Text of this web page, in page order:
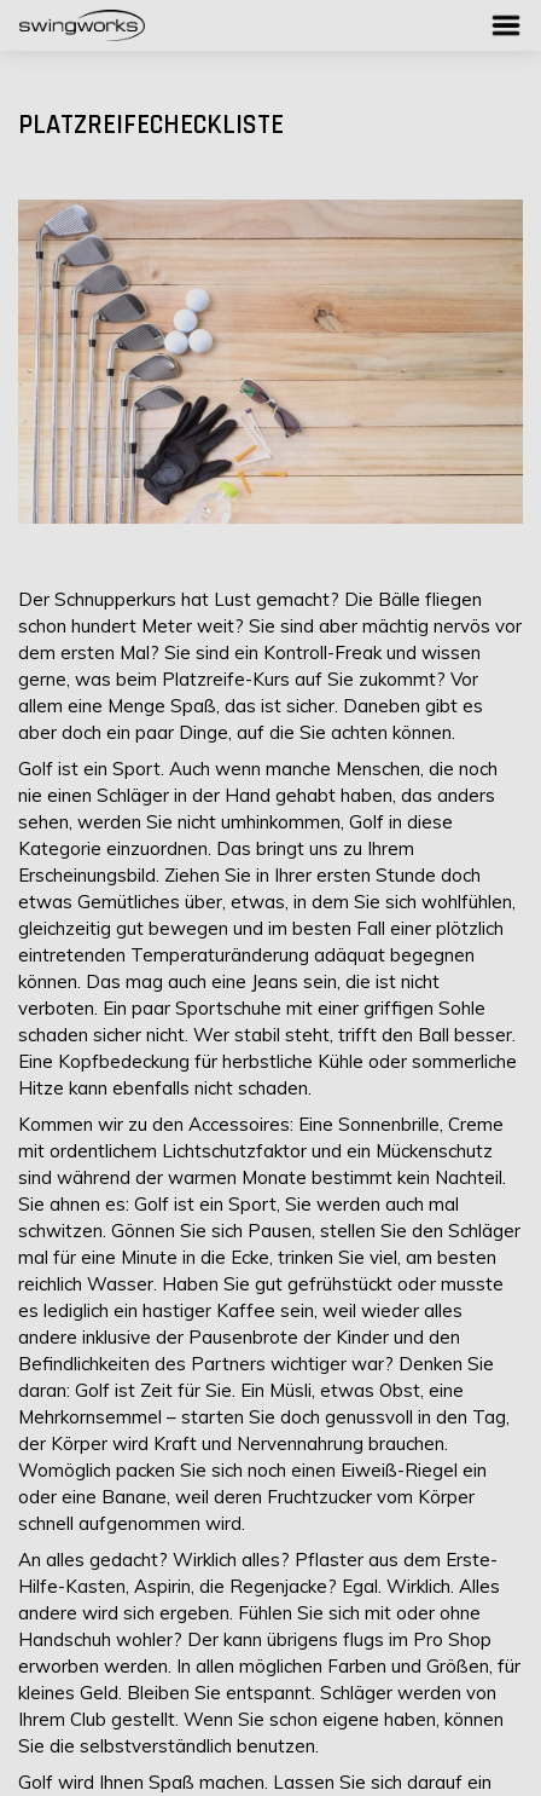
PLATZREIFECHECKLISTE
Der Schnupperkurs hat Lust gemacht? Die Bälle fliegen
schon hundert Meter weit? Sie sind aber mächtig nervös vor
dem ersten Mal? Sie sind ein Kontroll-Freak und wissen
gerne, was beim Platzreife-Kurs auf Sie zukommt? Vor
allem eine Menge Spaß, das ist sicher. Daneben gibt es
aber doch ein paar Dinge, auf die Sie achten können.
Golf ist ein Sport. Auch wenn manche Menschen, die noch
nie einen Schläger in der Hand gehabt haben, das anders
sehen, werden Sie nicht umhinkommen, Golf in diese
Kategorie einzuordnen. Das bringt uns zu Ihrem
Erscheinungsbild. Ziehen Sie in Ihrer ersten Stunde doch
etwas Gemütliches über, etwas, in dem Sie sich wohlfühlen,
gleichzeitig gut bewegen und im besten Fall einer plötzlich
eintretenden Temperaturänderung adäquat begegnen
können. Das mag auch eine Jeans sein, die ist nicht
verboten. Ein paar Sportschuhe mit einer griffigen Sohle
schaden sicher nicht. Wer stabil steht, trifft den Ball besser.
Eine Kopfbedeckung für herbstliche Kühle oder sommerliche
Hitze kann ebenfalls nicht schaden.
Kommen wir zu den Accessoires: Eine Sonnenbrille, Creme
mit ordentlichem Lichtschutzfaktor und ein Mückenschutz
sind während der warmen Monate bestimmt kein Nachteil.
Sie ahnen es: Golf ist ein Sport, Sie werden auch mal
schwitzen. Gönnen Sie sich Pausen, stellen Sie den Schläger
mal für eine Minute in die Ecke, trinken Sie viel, am besten
reichlich Wasser. Haben Sie gut gefrühstückt oder musste
es lediglich ein hastiger Kaffee sein, weil wieder alles
andere inklusive der Pausenbrote der Kinder und den
Befindlichkeiten des Partners wichtiger war? Denken Sie
daran: Golf ist Zeit für Sie. Ein Müsli, etwas Obst, eine
Mehrkornsemmel – starten Sie doch genussvoll in den Tag,
der Körper wird Kraft und Nervennahrung brauchen.
Womöglich packen Sie sich noch einen Eiweiß-Riegel ein
oder eine Banane, weil deren Fruchtzucker vom Körper
schnell aufgenommen wird.
An alles gedacht? Wirklich alles? Pflaster aus dem Erste-
Hilfe-Kasten, Aspirin, die Regenjacke? Egal. Wirklich. Alles
andere wird sich ergeben. Fühlen Sie sich mit oder ohne
Handschuh wohler? Der kann übrigens flugs im Pro Shop
erworben werden. In allen möglichen Farben und Größen, für
kleines Geld. Bleiben Sie entspannt. Schläger werden von
Ihrem Club gestellt. Wenn Sie schon eigene haben, können
Sie die selbstverständlich benutzen.
Golf wird Ihnen Spaß machen. Lassen Sie sich darauf ein